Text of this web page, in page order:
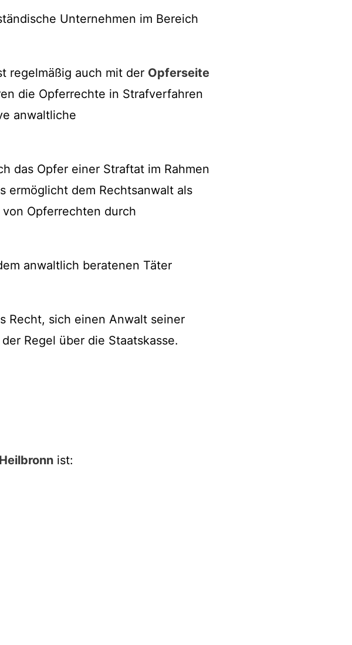
Unternehmen im Bereich
regelmäßig auch mit der Opferseite
die Opferrechte in Strafverfahren
anwaltliche
das Opfer einer Straftat im Rahmen
ermöglicht dem Rechtsanwalt als
Opferrechten durch
anwaltlich beratenen Täter
Recht, sich einen Anwalt seiner
Regel über die Staatskasse.
ist: